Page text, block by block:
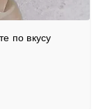
по вкусу